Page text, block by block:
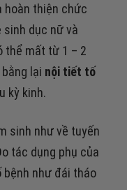
thiện chức
dục nữ và
thể mất từ 1 – 2
lại nội tiết tố
kỳ kinh.
sinh như về tuyến
tác dụng phụ của
như đái tháo